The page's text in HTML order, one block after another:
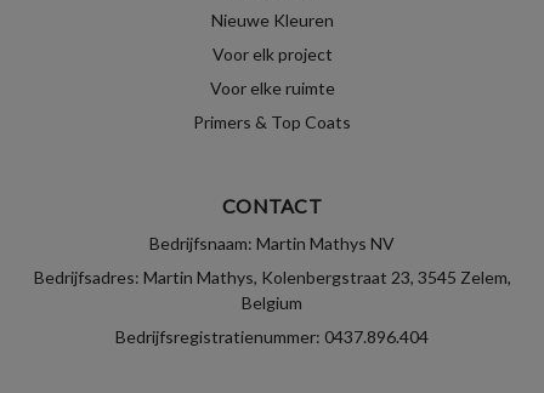
Nieuwe Kleuren
Voor elk project
Voor elke ruimte
Primers & Top Coats
CONTACT
Bedrijfsnaam: Martin Mathys NV
Bedrijfsadres: Martin Mathys, Kolenbergstraat 23, 3545 Zelem,
Belgium
Bedrijfsregistratienummer: 0437.896.404